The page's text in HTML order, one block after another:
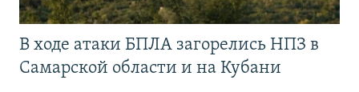
В ходе атаки БПЛА загорелись НПЗ в
Самарской области и на Кубани